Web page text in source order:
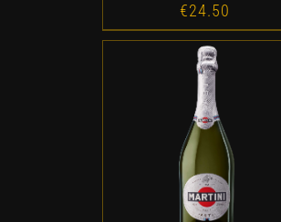
€24.50
ADD TO CART DETALLES